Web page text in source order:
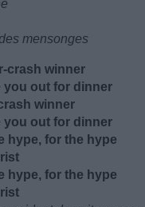
mensonges
crash winner
you out for dinner
winner
you out for dinner
hype, for the hype
hype, for the hype